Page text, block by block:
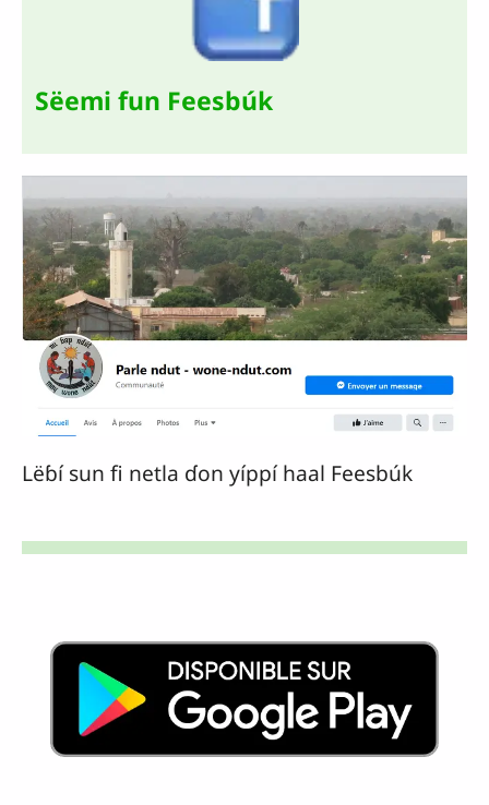
Sëemi fun Feesbúk
Lëɓí sun fi netla ɗon yíppí haal Feesbúk